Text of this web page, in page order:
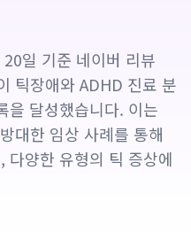
일 기준 네이버 리뷰
틱장애와 ADHD 진료 분
을 달성했습니다. 이는
대한 임상 사례를 통해
다양한 유형의 틱 증상에